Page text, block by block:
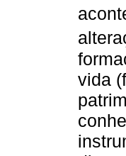
vida